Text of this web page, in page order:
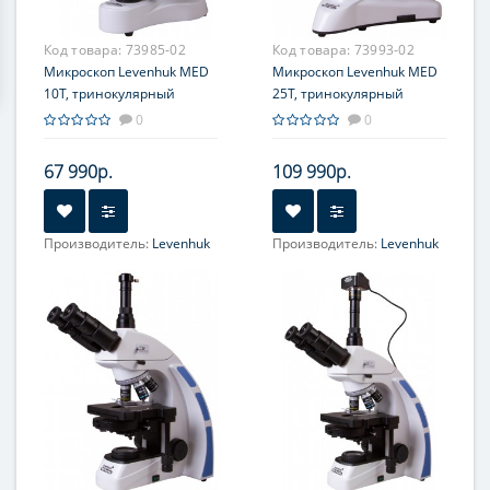
Код товара: 73985-02
Микроскоп Levenhuk MED
10T, тринокулярный
0
67 990р.
Производитель: Levenhuk
Ахроматические: 4х, 10х,
40хs, 100хs (масляный)
Увеличение, крат:
400; 1000
Окуляр (ы):WF 10х/18мм
Фокусировка: Грубая;
Код товара: 73993-02
Микроскоп Levenhuk MED
25T, тринокулярный
0
109 990р.
Производитель: Levenhuk
Планахроматические: 4х,
10х, 40хs, 100хs
(масляный)
Увеличение, крат:40; 100;
400; 1000
Окуляр (ы):WF 10х/18мм
Фокусировка:Грубая;